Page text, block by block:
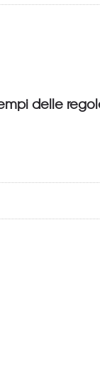
delle